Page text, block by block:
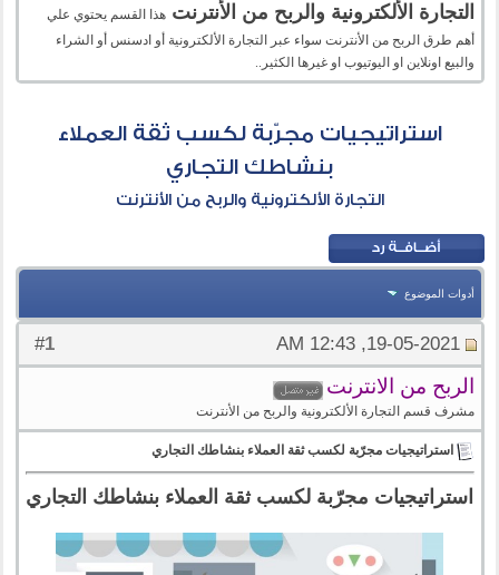
التجارة الألكترونية والربح من الأنترنت هذا القسم يحتوي علي
أهم طرق الربح من الأنترنت سواء عبر التجارة الألكترونية أو ادسنس أو الشراء
والبيع اونلاين او اليوتيوب او غيرها الكثير..
استراتيجيات مجرّبة لكسب ثقة العملاء
بنشاطك التجاري
التجارة الألكترونية والربح من الأنترنت
أدوات الموضوع
#
1 19-05-2021, 12:43 AM
الربح من الانترنت
مشرف قسم التجارة الألكترونية والربح من الأنترنت
استراتيجيات مجرّبة لكسب ثقة العملاء بنشاطك التجاري
استراتيجيات مجرّبة لكسب ثقة العملاء بنشاطك التجاري